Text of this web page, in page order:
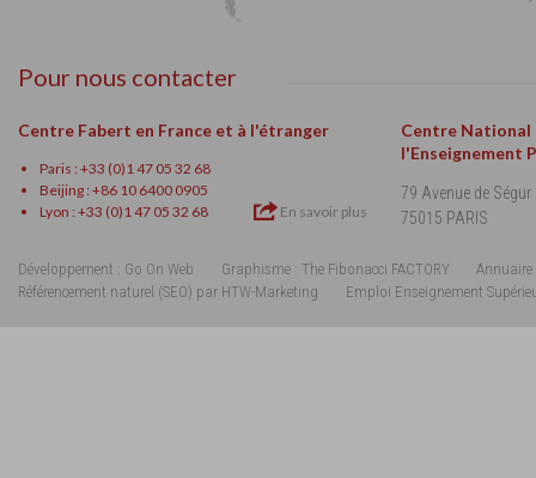
Pour nous contacter
Centre Fabert en France et à l'étranger
Paris : +33 (0)1 47 05 32 68
Beijing : +86 10 6400 0905
Lyon : +33 (0)1 47 05 32 68
En savoir plus
Centre National
l'Enseignement
79 Avenue de Ségur
75015 PARIS
Développement : Go On Web Graphisme : The Fibonacci FACTORY
Annuaire
Référencement naturel (SEO) par HTW-Marketing
Emploi Enseignement